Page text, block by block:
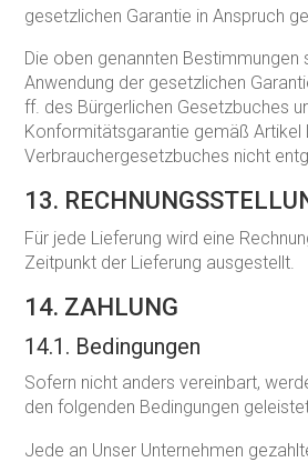
gesetzlichen Garantie in Anspruch
Die oben genannten Bestimmungen
Anwendung der gesetzlichen
ff. des Bürgerlichen Gesetzbuches
Konformitätsgarantie gemäß Artikel
Verbrauchergesetzbuches nicht
13.
Für jede Lieferung wird eine
Zeitpunkt der Lieferung ausgestellt.
14. ZAHLUNG
14.1. Bedingungen
Sofern nicht anders vereinbart,
den folgenden Bedingungen
Jede an Unser Unternehmen